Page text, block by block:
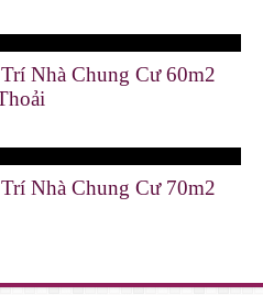
Nhà Chung Cư 60m2
Nhà Chung Cư 70m2